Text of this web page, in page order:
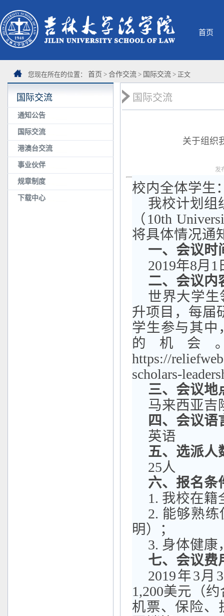
首页
您现在所在的位置： 首页 > 合作交流 > 国际交流 > 正文
国际交流
通知公告
国际交流
港澳台交流
事业伙伴
规章制度
下载中心
国际交流
关于组织
发
校内全体学生
我校计划组
（ 10th
将具体情况通
一、会议时
2019年8月 1
二、会议内
世界大学
升项目，每届
学生参与其中
的机会
https://
scholars-
三、会议地
马来西亚吉
四、会议语
英语
五、 选派人
25人
六、报名条
1. 我校在籍
2. 能够熟
明）；
3. 身体健康
七、会议费
2019年3月
1,200美元（约
机票、保险、